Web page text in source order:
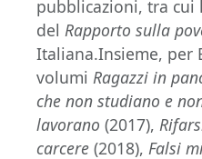
pubblicazioni, tra cui
del Rapporto sulla
Italiana.Insieme, per
volumi Ragazzi in
che non studiano e
lavorano (2017),
carcere (2018), Falsi